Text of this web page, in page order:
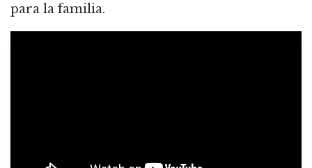
para la familia.